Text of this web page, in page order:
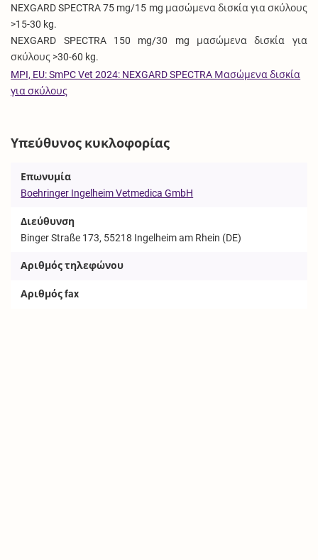
NEXGARD SPECTRA 75 mg/15 mg μασώμενα δισκία για σκύλους
>15-30 kg.
NEXGARD SPECTRA 150 mg/30 mg μασώμενα δισκία για
σκύλους >30-60 kg.
MPI, EU: SmPC Vet 2024: NEXGARD SPECTRA Μασώμενα δισκία
για σκύλους
Υπεύθυνος κυκλοφορίας
Επωνυμία
Boehringer Ingelheim Vetmedica GmbH
Διεύθυνση
Binger Straße 173, 55218 Ingelheim am Rhein (DE)
Αριθμός τηλεφώνου
Αριθμός fax